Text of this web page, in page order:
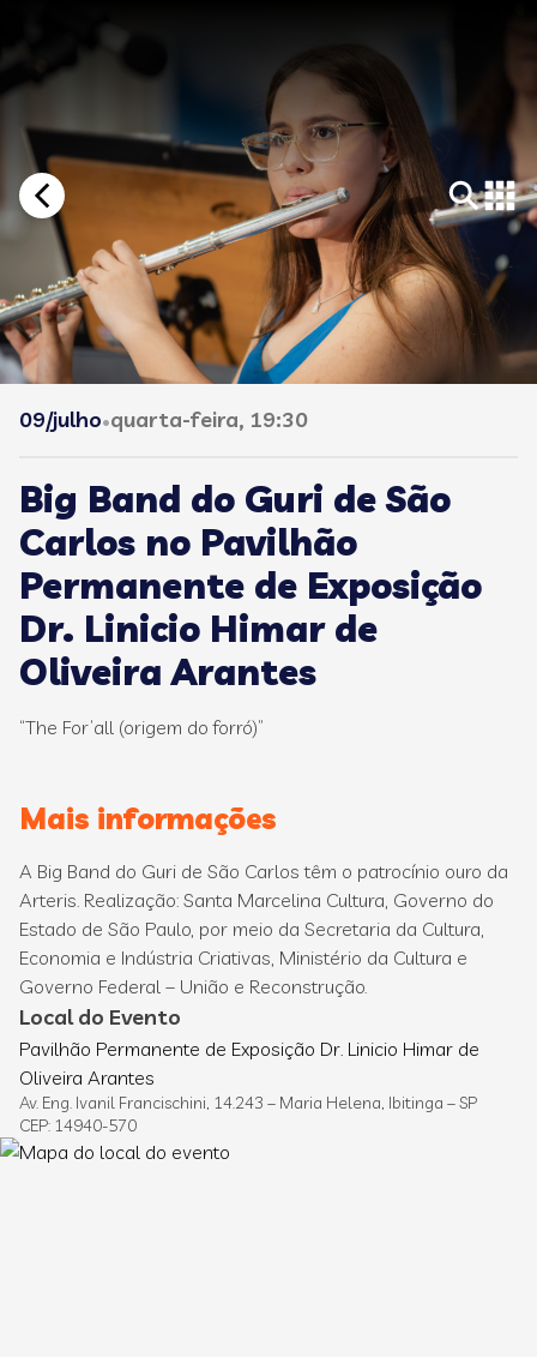
09/julho•quarta-feira, 19:30
Big Band do Guri de São
Carlos no Pavilhão
Permanente de Exposição
Dr. Linicio Himar de
Oliveira Arantes
“The For’all (origem do forró)”
Mais informações
A Big Band do Guri de São Carlos têm o patrocínio ouro da
Arteris. Realização: Santa Marcelina Cultura, Governo do
Estado de São Paulo, por meio da Secretaria da Cultura,
Economia e Indústria Criativas, Ministério da Cultura e
Governo Federal – União e Reconstrução.
Local do Evento
Pavilhão Permanente de Exposição Dr. Linicio Himar de
Oliveira Arantes
Av. Eng. Ivanil Francischini, 14.243 – Maria Helena, Ibitinga – SP
CEP: 14940-570